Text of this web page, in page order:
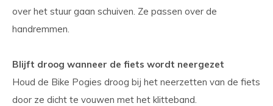
over het stuur gaan schuiven. Ze passen over de
handremmen.
Blijft droog wanneer de fiets wordt neergezet
Houd de Bike Pogies droog bij het neerzetten van de fiets
door ze dicht te vouwen met het klitteband.